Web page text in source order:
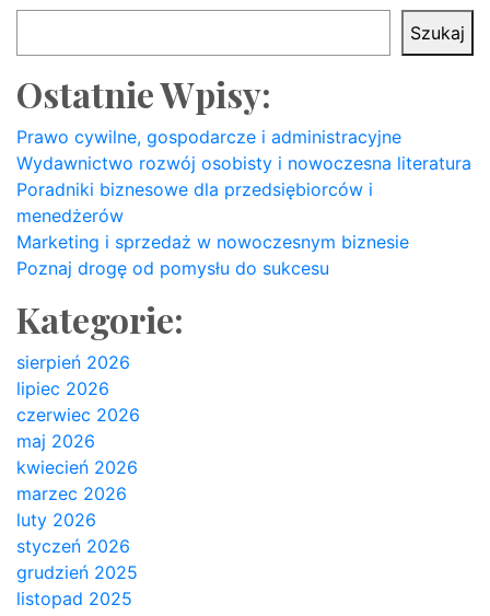
Szukaj
Ostatnie Wpisy:
Prawo cywilne, gospodarcze i administracyjne
Wydawnictwo rozwój osobisty i nowoczesna literatura
Poradniki biznesowe dla przedsiębiorców i
menedżerów
Marketing i sprzedaż w nowoczesnym biznesie
Poznaj drogę od pomysłu do sukcesu
Kategorie:
sierpień 2026
lipiec 2026
czerwiec 2026
maj 2026
kwiecień 2026
marzec 2026
luty 2026
styczeń 2026
grudzień 2025
listopad 2025